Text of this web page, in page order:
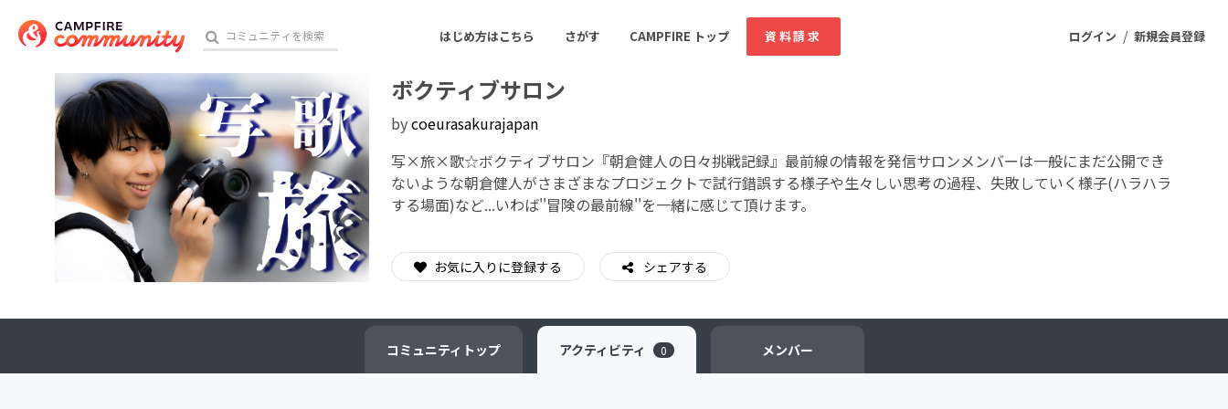
ログイン / 新規会員登録
はじめ方はこちら さがす CAMPFIRE トップ 資料請求
おすすめのコミュニティ 人気のコミュニティ 新着のコミュニティ
アート・写真
テクノロジー・ガジェット
ゲーム・サービス開発 フード・飲食店
ソーシャルグッド ビューティー・ヘルスケア
チャレンジ
ボクティブサロン
bycoeurasakurajapan
写×旅×歌☆ボクティブサロン『朝倉健人の日々挑戦記録』最前線の情報を発信サロンメンバーは一般にまだ公開でき
ないような朝倉健人がさまざまなプロジェクトで試行錯誤する様子や生々しい思考の過程、失敗していく様子(ハラハラ
する場面)など...いわば''冒険の最前線''を一緒に感じて頂けます。
お気に入りに登録する シェアする
コミュニティ トップ アクティビティ 0 メンバー